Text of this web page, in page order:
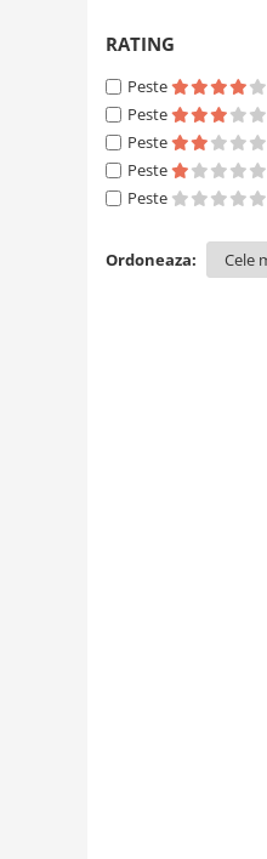
RATING
Peste
Peste
Peste
Peste
Peste
Ordoneaza: